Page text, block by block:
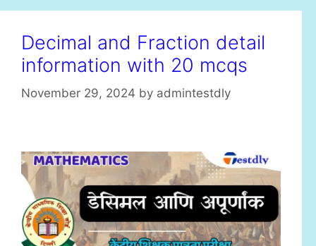
Decimal and Fraction detail
information with 20 mcqs
November 29, 2024 by admintestdly